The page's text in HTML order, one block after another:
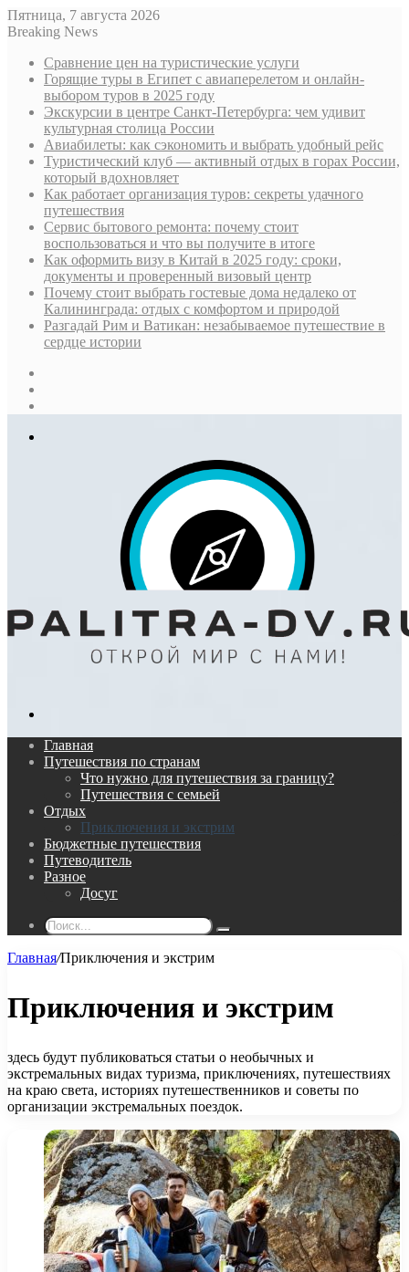
Пятница, 7 августа 2026
Breaking News
Сравнение цен на туристические услуги
Горящие туры в Египет с авиаперелетом и онлайн-
выбором туров в 2025 году
Экскурсии в центре Санкт-Петербурга: чем удивит
культурная столица России
Авиабилеты: как сэкономить и выбрать удобный рейс
Туристический клуб — активный отдых в горах России,
который вдохновляет
Как работает организация туров: секреты удачного
путешествия
Сервис бытового ремонта: почему стоит
воспользоваться и что вы получите в итоге
Как оформить визу в Китай в 2025 году: сроки,
документы и проверенный визовый центр
Почему стоит выбрать гостевые дома недалеко от
Калининграда: отдых с комфортом и природой
Разгадай Рим и Ватикан: незабываемое путешествие в
сердце истории
Главная
Путешествия по странам
Что нужно для путешествия за границу?
Путешествия с семьей
Отдых
Приключения и экстрим
Бюджетные путешествия
Путеводитель
Разное
Досуг
Поиск...
Главная/Приключения и экстрим
Приключения и экстрим
здесь будут публиковаться статьи о необычных и
экстремальных видах туризма, приключениях, путешествиях
на краю света, историях путешественников и советы по
организации экстремальных поездок.